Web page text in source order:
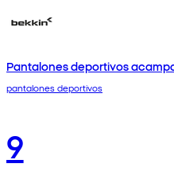
Pantalones deportivos
pantalones deportivos
9